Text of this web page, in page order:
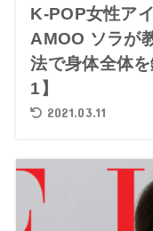
K-POP女性ア
AMOO ソラが
法で身体全体
1】
2021.03.11